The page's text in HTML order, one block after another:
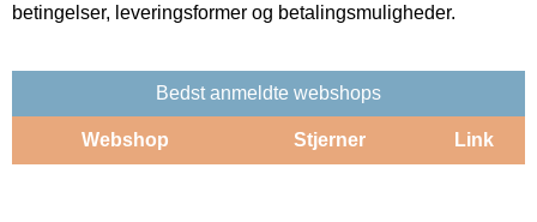
betingelser, leveringsformer og betalingsmuligheder.
Bedst anmeldte webshops
Webshop Stjerner Link